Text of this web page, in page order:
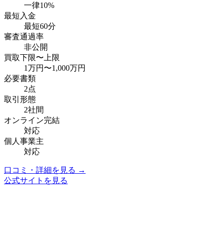
一律10%
最短入金
最短60分
審査通過率
非公開
買取下限〜上限
1万円 〜1,000万円
必要書類
2点
取引形態
2社間
オンライン完結
対応
個人事業主
対応
口コミ・詳細を見る →
公式サイトを見る